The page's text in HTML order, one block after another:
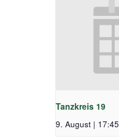
Tanzkreis 19
9. August | 17:45